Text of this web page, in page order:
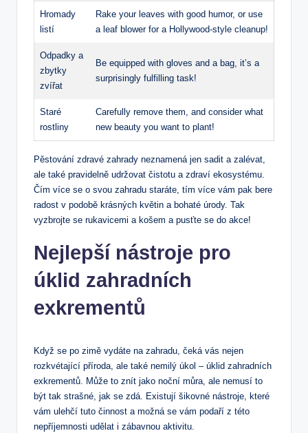
Hromady
listí
Rake your leaves with good humor, or use
a leaf blower for a Hollywood-style cleanup!
Odpadky a
zbytky
zvířat
Be equipped with gloves and a bag, it’s a
surprisingly fulfilling task!
Staré
rostliny
Carefully remove them, and consider what
new beauty you want to plant!
Pěstování zdravé zahrady neznamená jen sadit a zalévat,
ale také pravidelně udržovat čistotu a zdraví ekosystému.
Čím více se o svou zahradu staráte, tím více vám pak bere
radost v podobě krásných květin a bohaté úrody. Tak
vyzbrojte se rukavicemi a košem a pusťte se do akce!
Nejlepší nástroje pro
úklid zahradních
exkrementů
Když se po zimě vydáte na zahradu, čeká vás nejen
rozkvétající příroda, ale také nemilý úkol – úklid zahradních
exkrementů. Může to znít jako noční můra, ale nemusí to
být tak strašné, jak se zdá. Existují šikovné nástroje, které
vám ulehčí tuto činnost a možná se vám podaří z této
nepříjemnosti udělat i zábavnou aktivitu.